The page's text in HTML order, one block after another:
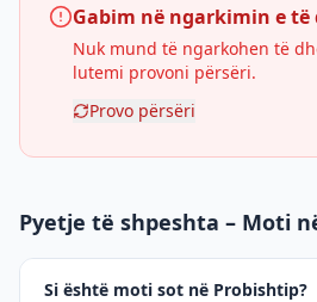
Gabim në ngarkimin e të
Nuk mund të ngarkohen të
lutemi provoni përsëri.
Provo përsëri
Pyetje të shpeshta – Moti
Si është moti sot në Probishtip?